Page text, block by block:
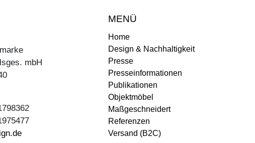
mbH
MENÜ
Home
Design & Nachhaltigkeit
Presse
Presseinformationen
Publikationen
Objektmöbel
Maßgeschneidert
Referenzen
Versand (B2C)